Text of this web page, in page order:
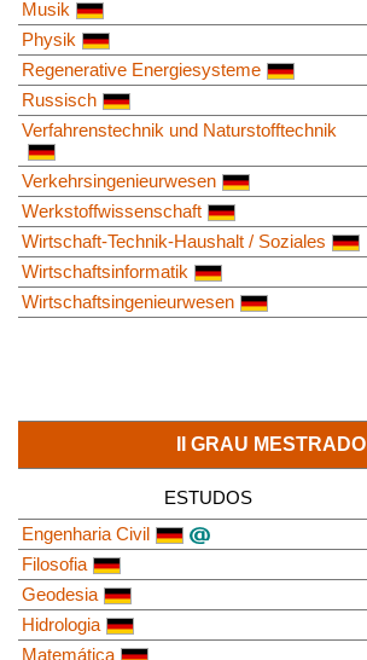
Musik
Physik
Regenerative Energiesysteme
Russisch
Verfahrenstechnik und Naturstofftechnik
Verkehrsingenieurwesen
Werkstoffwissenschaft
Wirtschaft-Technik-Haushalt / Soziales
Wirtschaftsinformatik
Wirtschaftsingenieurwesen
II GRAU MESTRADO
ESTUDOS
Engenharia Civil
Filosofia
Geodesia
Hidrologia
Matemática